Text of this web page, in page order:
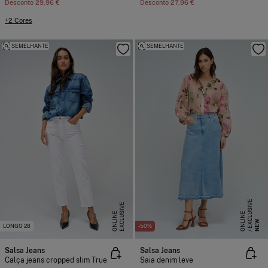
Desconto 29,96 €
+2 Cores
Desconto 27,96 €
LONGO 28 E
X
C
L
U
SI
V
E
O
N
L
I
N
E
SEMELHANTE
Salsa Jeans
Calça jeans cropped slim True
-50% NEW
E
X
C
L
US
I
V
E
O
N
L
I
N
E
SEMELHANTE
Salsa Jeans
Saia denim leve